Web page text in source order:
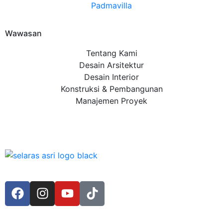
Padmavilla
Wawasan
Tentang Kami
Desain Arsitektur
Desain Interior
Konstruksi & Pembangunan
Manajemen Proyek